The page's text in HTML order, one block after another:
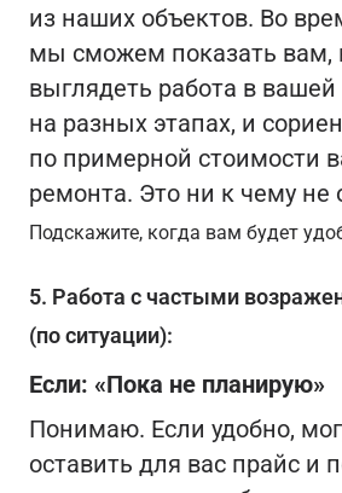
из наших объектов. Во
мы сможем показать вам,
выглядеть работа в вашей
на разных этапах, и
по примерной стоимости
ремонта. Это ни к чему не
Подскажите, когда вам будет
5. Работа с частыми
(по ситуации):
Если: «Пока не планирую»
Понимаю. Если удобно,
оставить для вас прайс и